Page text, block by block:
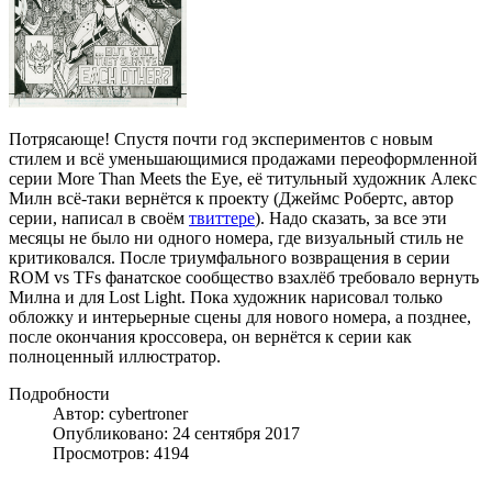
Потрясающе! Спустя почти год экспериментов с новым
стилем и всё уменьшающимися продажами переоформленной
серии More Than Meets the Eye, её титульный художник Алекс
Милн всё-таки вернётся к проекту (Джеймс Робертс, автор
серии, написал в своём твиттере). Надо сказать, за все эти
месяцы не было ни одного номера, где визуальный стиль не
критиковался. После триумфального возвращения в серии
ROM vs TFs фанатское сообщество взахлёб требовало вернуть
Милна и для Lost Light. Пока художник нарисовал только
обложку и интерьерные сцены для нового номера, а позднее,
после окончания кроссовера, он вернётся к серии как
полноценный иллюстратор.
Подробности
Автор: cybertroner
Опубликовано: 24 сентября 2017
Просмотров: 4194